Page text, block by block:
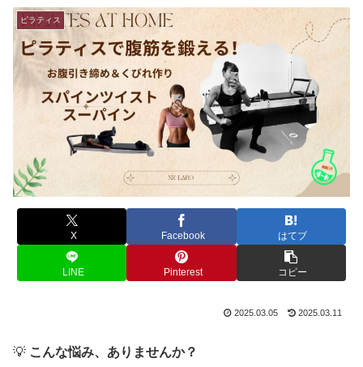
ピラティス
X Facebook はてブ
LINE Pinterest コピー
2025.03.05 2025.03.11
💡 こんな悩み、ありませんか？